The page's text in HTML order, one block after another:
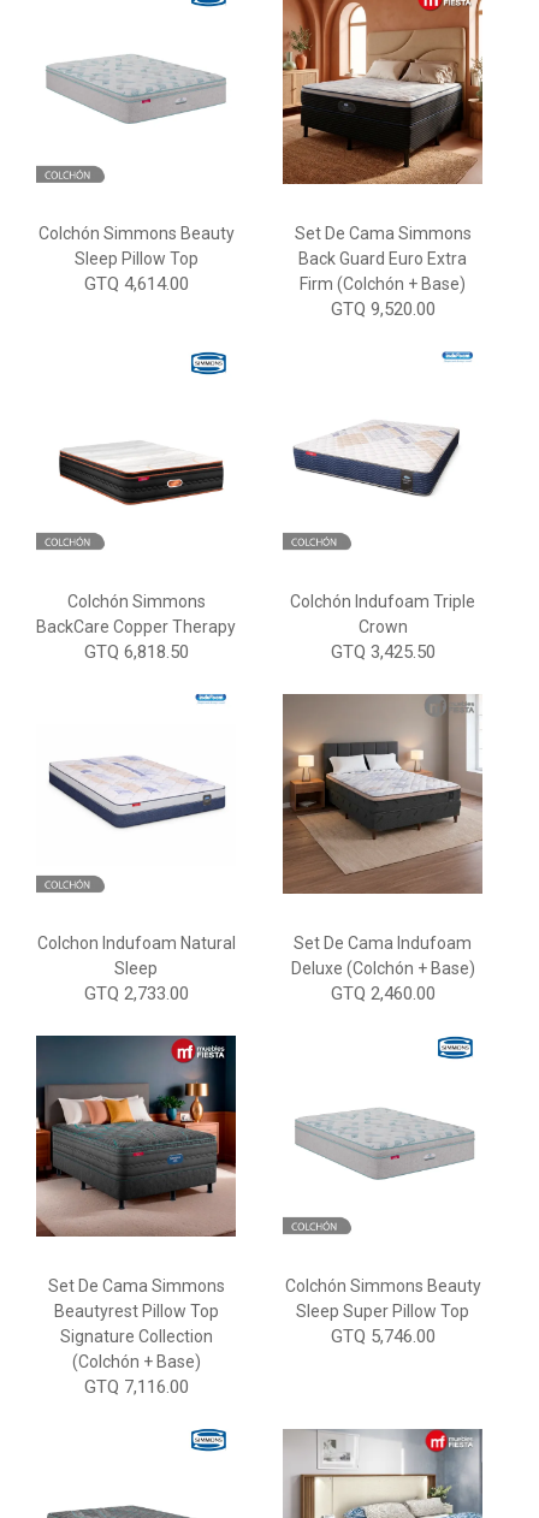
Colchón Simmons Beauty
Sleep Pillow Top
GTQ 4,614.00
Set De Cama Simmons
Back Guard Euro Extra
Firm (Colchón + Base)
GTQ 9,520.00
Colchón Simmons
BackCare Copper Therapy
GTQ 6,818.50
Colchón Indufoam Triple
Crown
GTQ 3,425.50
Colchon Indufoam Natural
Sleep
GTQ 2,733.00
Set De Cama Indufoam
Deluxe (Colchón + Base)
GTQ 2,460.00
Set De Cama Simmons
Beautyrest Pillow Top
Signature Collection
(Colchón + Base)
GTQ 7,116.00
Colchón Simmons Beauty
Sleep Super Pillow Top
GTQ 5,746.00